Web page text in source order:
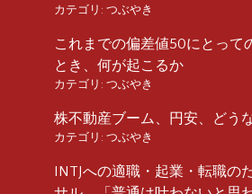
カテゴリ: つぶやき
これまでの偏差値50にとって
とき、何が起こるか
カテゴリ: つぶやき
株不動産ブーム、円安、どう
カテゴリ: つぶやき
INTJへの適職・起業・転職の